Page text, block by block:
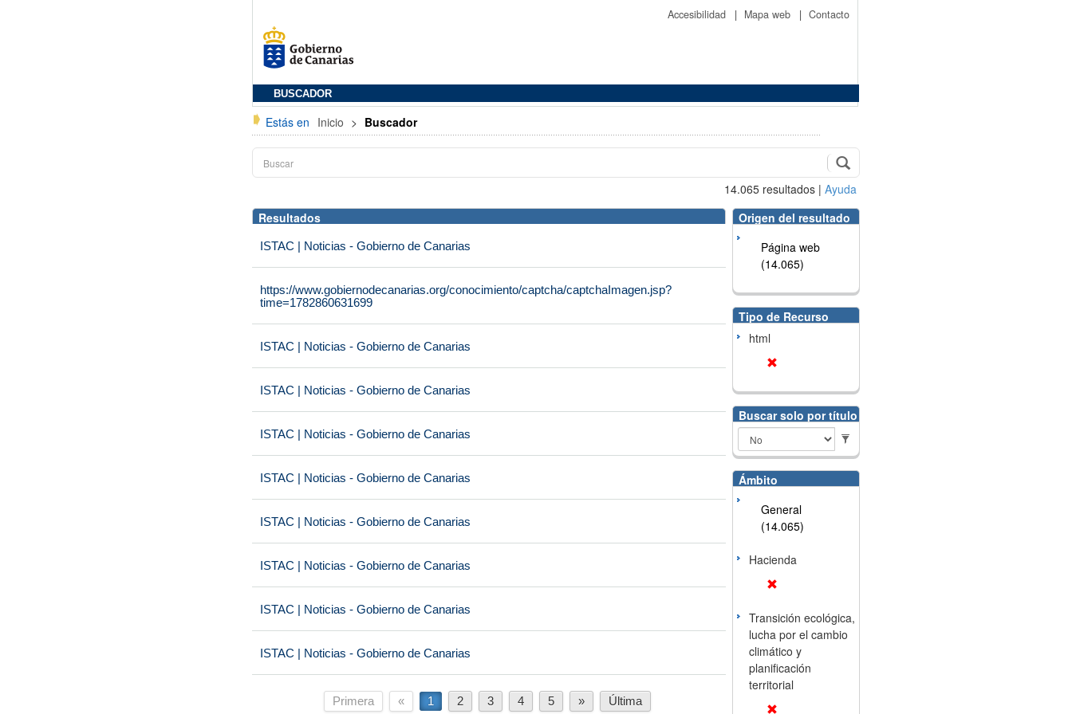
Accesibilidad | Mapa web | Contacto
BUSCADOR
Estás en Inicio > Buscador
14.065 resultados | Ayuda
Resultados
ISTAC | Noticias - Gobierno de Canarias
https://www.gobiernodecanarias.org/conocimiento/captcha/captchaImagen.jsp?
time=1782860631699
ISTAC | Noticias - Gobierno de Canarias
ISTAC | Noticias - Gobierno de Canarias
ISTAC | Noticias - Gobierno de Canarias
ISTAC | Noticias - Gobierno de Canarias
ISTAC | Noticias - Gobierno de Canarias
ISTAC | Noticias - Gobierno de Canarias
ISTAC | Noticias - Gobierno de Canarias
ISTAC | Noticias - Gobierno de Canarias
Primera « 1 2 3 4 5 » Última
Origen del resultado
Página web
(14.065)
Tipo de Recurso
html
Buscar solo por título
Ámbito
General
(14.065)
Hacienda
Transición ecológica,
lucha por el cambio
climático y
planificación
territorial